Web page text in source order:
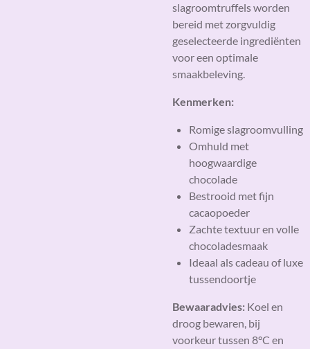
slagroomtruffels worden
bereid met zorgvuldig
geselecteerde ingrediënten
voor een optimale
smaakbeleving.
Kenmerken:
Romige slagroomvulling
Omhuld met
hoogwaardige
chocolade
Bestrooid met fijn
cacaopoeder
Zachte textuur en volle
chocoladesmaak
Ideaal als cadeau of luxe
tussendoortje
Bewaaradvies: Koel en
droog bewaren, bij
voorkeur tussen 8°C en